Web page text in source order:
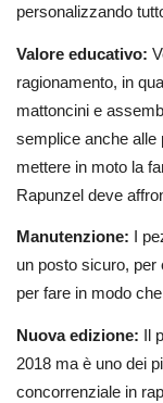
personalizzando
Valore educativo:
ragionamento, in
mattoncini e
semplice anche alle
mettere in moto la
Rapunzel deve
Manutenzione: I
un posto sicuro, per
per fare in modo
Nuova edizione: Il
2018 ma è uno dei
concorrenziale in